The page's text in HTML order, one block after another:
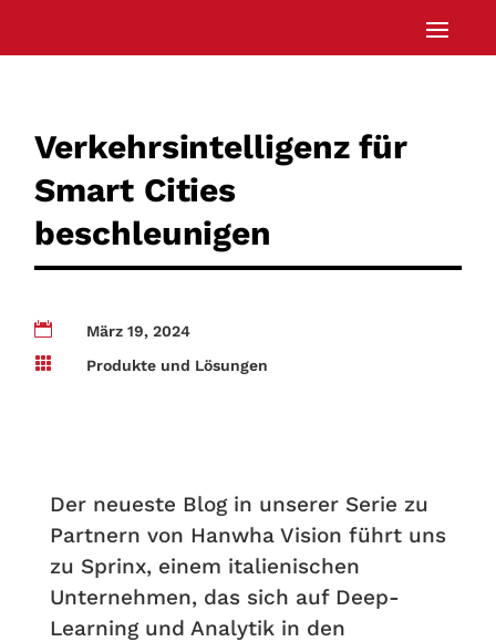
Verkehrsintelligenz für
Smart Cities
beschleunigen

März 19, 2024

Produkte und Lösungen
Der neueste Blog in unserer Serie zu
Partnern von Hanwha Vision führt uns
zu Sprinx, einem italienischen
Unternehmen, das sich auf Deep-
Learning und Analytik in den